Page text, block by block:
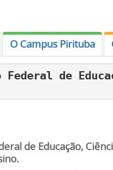
O Campus Pirituba
de
de Educação,